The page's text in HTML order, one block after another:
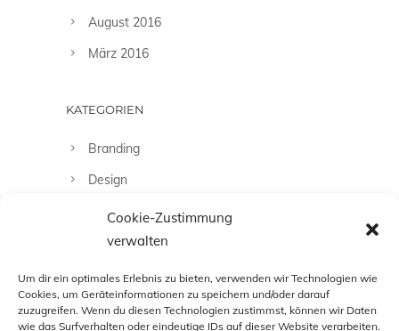
Cookie-Zustimmung
verwalten
Um dir ein optimales Erlebnis zu bieten, verwenden wir Technologien wie
Cookies, um Geräteinformationen zu speichern und/oder darauf
zuzugreifen. Wenn du diesen Technologien zustimmst, können wir Daten
wie das Surfverhalten oder eindeutige IDs auf dieser Website verarbeiten.
August 2016
März 2016
KATEGORIEN
Branding
Design
Fashion
Fotografie
Uncategorized